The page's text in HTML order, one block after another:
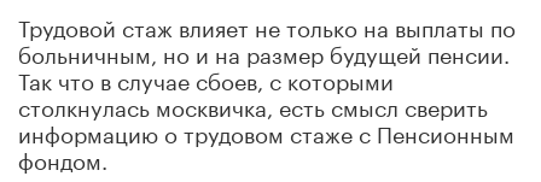
Трудовой стаж влияет не только на выплаты по
больничным, но и на размер будущей пенсии.
Так что в случае сбоев, с которыми
столкнулась москвичка, есть смысл сверить
информацию о трудовом стаже с Пенсионным
фондом.